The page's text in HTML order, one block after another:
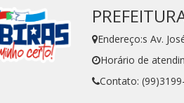
Endereço:s Av.
Horário de
Contato: